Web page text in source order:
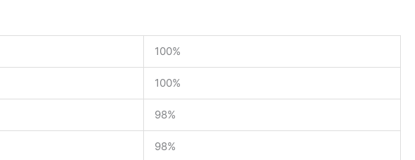
100%
100%
98%
98%